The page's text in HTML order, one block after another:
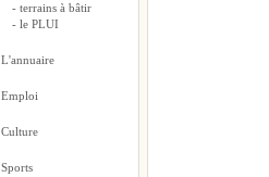
- terrains à bâtir
- le PLUI
L'annuaire
Emploi
Culture
Sports